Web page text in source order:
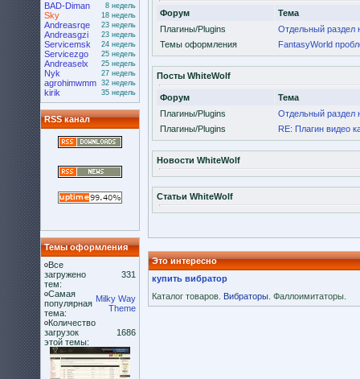
BAD-Diman
8 недель
Sky 18 недель
Andreasrqe 23 недель
Andreasgzi 23 недель
Servicemsk 24 недель
Servicezgo 25 недель
Andreaselx 25 недель
Nyk 27 недель
agrohimwmm 32 недель
kirik 35 недель
RSS канал
Темы оформления
Все
загружено
тем:
331
Самая
популярная
тема:
Milky Way
Theme
Количество
загрузок
этой темы:
1686
Форум
Тема
Плагины/Plugins
Отдельный раздел
Темы оформления
FantasyWorld
Посты WhiteWolf
Форум
Тема
Плагины/Plugins
Отдельный раздел
Плагины/Plugins
RE: Плагин видео
Новости WhiteWolf
Статьи WhiteWolf
Это интересно
купить вибратор
Каталог товаров. Вибраторы . Фаллоимитаторы.